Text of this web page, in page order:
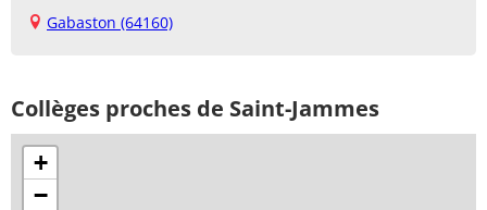
Gabaston (64160)
Collèges proches de Saint-Jammes
+
−